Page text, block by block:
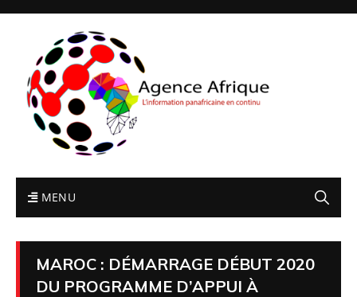
MENU
MAROC : DÉMARRAGE DÉBUT 2020
DU PROGRAMME D’APPUI À